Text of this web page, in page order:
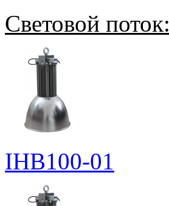
Световой поток:
IHB100-01